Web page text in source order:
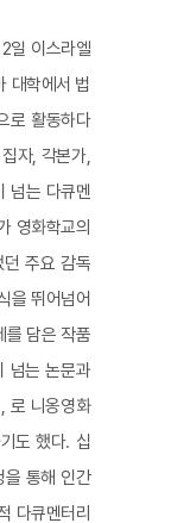
일 이스라엘
대학에서 법
로 활동하다
자, 각본가,
넘는 다큐멘
영화학교의
주요 감독
을 뛰어넘어
를 담은 작품
넘는 논문과
로 니옹영화
도 했다. 십
을 통해 인간
다큐멘터리